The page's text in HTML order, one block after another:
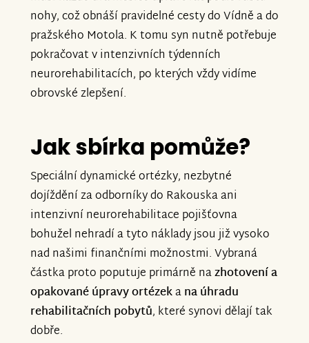
nohy, což obnáší pravidelné cesty do Vídně a do
pražského Motola. K tomu syn nutně potřebuje
pokračovat v intenzivních týdenních
neurorehabilitacích, po kterých vždy vidíme
obrovské zlepšení.
Jak sbírka pomůže?
Speciální dynamické ortézky, nezbytné
dojíždění za odborníky do Rakouska ani
intenzivní neurorehabilitace pojišťovna
bohužel nehradí a tyto náklady jsou již vysoko
nad našimi finančními možnostmi. Vybraná
částka proto poputuje primárně nazhotovení a
opakované úpravy ortézekana úhradu
rehabilitačních pobytů, které synovi dělají tak
dobře.